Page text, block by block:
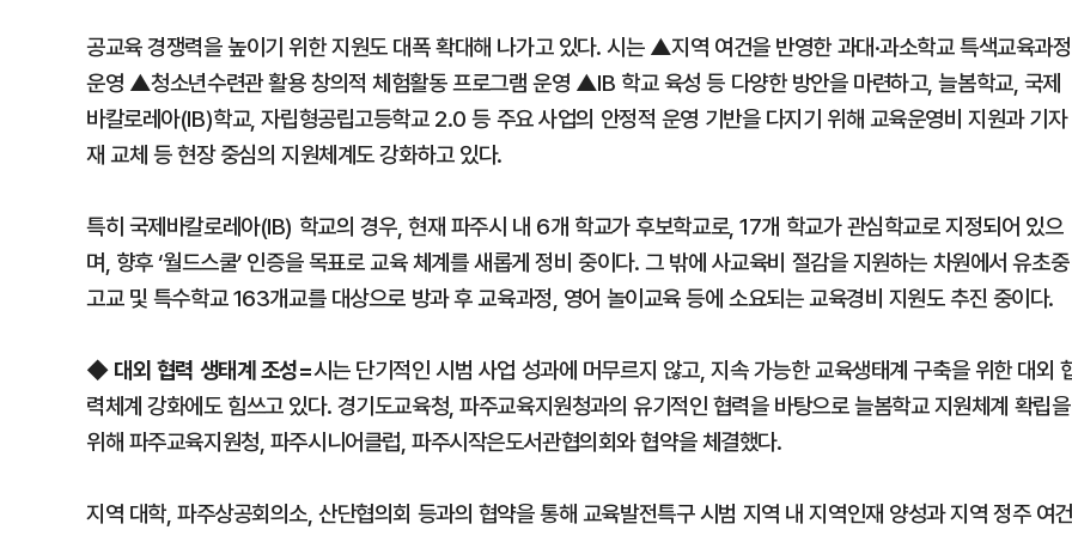
공교육 경쟁력을 높이기 위한 지원도 대폭 확대해 나가고 있다. 시는 ▲지역 여건을 반영한 과대·과소학교 특색교육과정
운영 ▲청소년수련관 활용 창의적 체험활동 프로그램 운영 ▲IB 학교 육성 등 다양한 방안을 마련하고, 늘봄학교, 국제
바칼로레아(IB)학교, 자립형공립고등학교 2.0 등 주요 사업의 안정적 운영 기반을 다지기 위해 교육운영비 지원과 기자
재 교체 등 현장 중심의 지원체계도 강화하고 있다.
특히 국제바칼로레아(IB) 학교의 경우, 현재 파주시 내 6개 학교가 후보학교로, 17개 학교가 관심학교로 지정되어 있으
며, 향후 ‘월드스쿨’ 인증을 목표로 교육 체계를 새롭게 정비 중이다. 그 밖에 사교육비 절감을 지원하는 차원에서 유초중
고교 및 특수학교 163개교를 대상으로 방과 후 교육과정, 영어 놀이교육 등에 소요되는 교육경비 지원도 추진 중이다.
◆대외 협력 생태계 조성=시는 단기적인 시범 사업 성과에 머무르지 않고, 지속 가능한 교육생태계 구축을 위한 대외
력체계 강화에도 힘쓰고 있다. 경기도교육청, 파주교육지원청과의 유기적인 협력을 바탕으로 늘봄학교 지원체계 확립을
위해 파주교육지원청, 파주시니어클럽, 파주시작은도서관협의회와 협약을 체결했다.
지역 대학, 파주상공회의소, 산단협의회 등과의 협약을 통해 교육발전특구 시범 지역 내 지역인재 양성과 지역 정주 여